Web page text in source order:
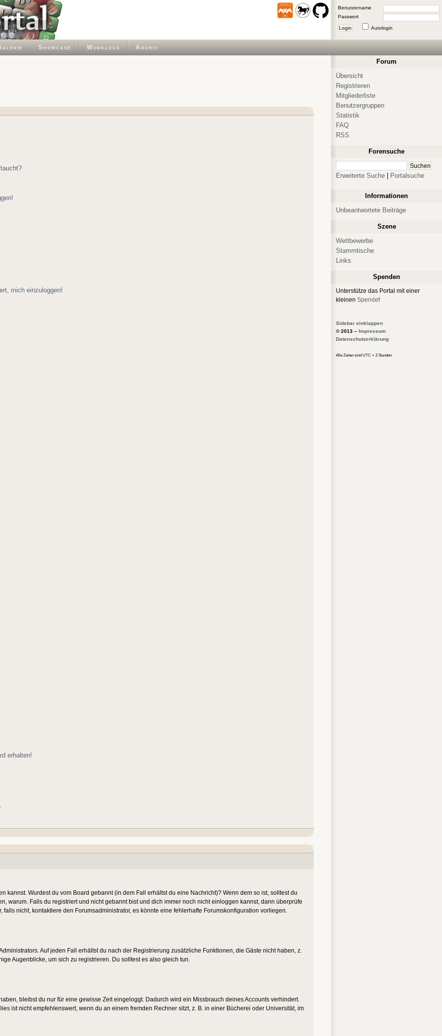
Benutzername
Passwort
Login Autologin
Showcase Worklogs Archiv
mich einzuloggen!
erhalten!
kannst. Wurdest du vom Board gebannt (in dem Fall erhältst du eine Nachricht)? Wenn dem so ist, solltest du
warum. Falls du registriert und nicht gebannt bist und dich immer noch nicht einloggen kannst, dann überprüfe
nicht, kontaktiere den Forumsadministrator, es könnte eine fehlerhafte Forumskonfiguration vorliegen.
Auf jeden Fall erhältst du nach der Registrierung zusätzliche Funktionen, die Gäste nicht haben, z.
Augenblicke, um sich zu registrieren. Du solltest es also gleich tun.
bleibst du nur für eine gewisse Zeit eingeloggt. Dadurch wird ein Missbrauch deines Accounts verhindert.
ist nicht empfehlenswert, wenn du an einem fremden Rechner sitzt, z. B. in einer Bücherei oder Universität, im
Forum
Übersicht
Registrieren
Mitgliederliste
Benutzergruppen
Statistik
FAQ
RSS
Forensuche
Erweiterte Suche Portalsuche
Informationen
Unbeantwortete Beiträge
Szene
Wettbewerbe
Stammtische
Links
Spenden
Unterstütze das Portal mit einer
kleinen Spende!
Sidebar einklappen
© 2013 – Impressum
Datenschutzerklärung
Alle Zeiten sind UTC + 2 Stunden